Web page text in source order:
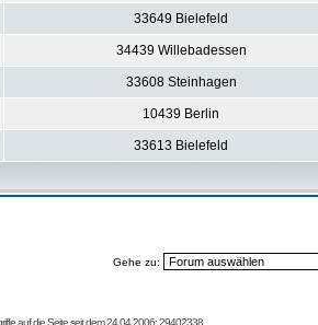
33649 Bielefeld
34439 Willebadessen
33608 Steinhagen
10439 Berlin
33613 Bielefeld
Gehe zu:
auf die Seite seit dem 24.04.2006: 29402338